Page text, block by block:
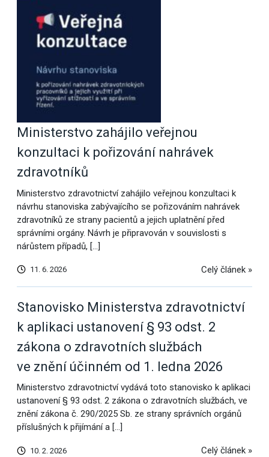
Ministerstvo zahájilo veřejnou
konzultaci k pořizování nahrávek
zdravotníků
Ministerstvo zdravotnictví zahájilo veřejnou konzultaci k
návrhu stanoviska zabývajícího se pořizováním nahrávek
zdravotníků ze strany pacientů a jejich uplatnění před
správními orgány. Návrh je připravován v souvislosti s
nárůstem případů, […]
11. 6. 2026 Celý článek »
Stanovisko Ministerstva zdravotnictví
k aplikaci ustanovení § 93 odst. 2
zákona o zdravotních službách
ve znění účinném od 1. ledna 2026
Ministerstvo zdravotnictví vydává toto stanovisko k aplikaci
ustanovení § 93 odst. 2 zákona o zdravotních službách, ve
znění zákona č. 290/2025 Sb. ze strany správních orgánů
příslušných k přijímání a […]
10. 2. 2026 Celý článek »